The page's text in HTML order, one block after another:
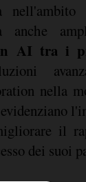
anche
AI tra i
nella
il
dei suoi